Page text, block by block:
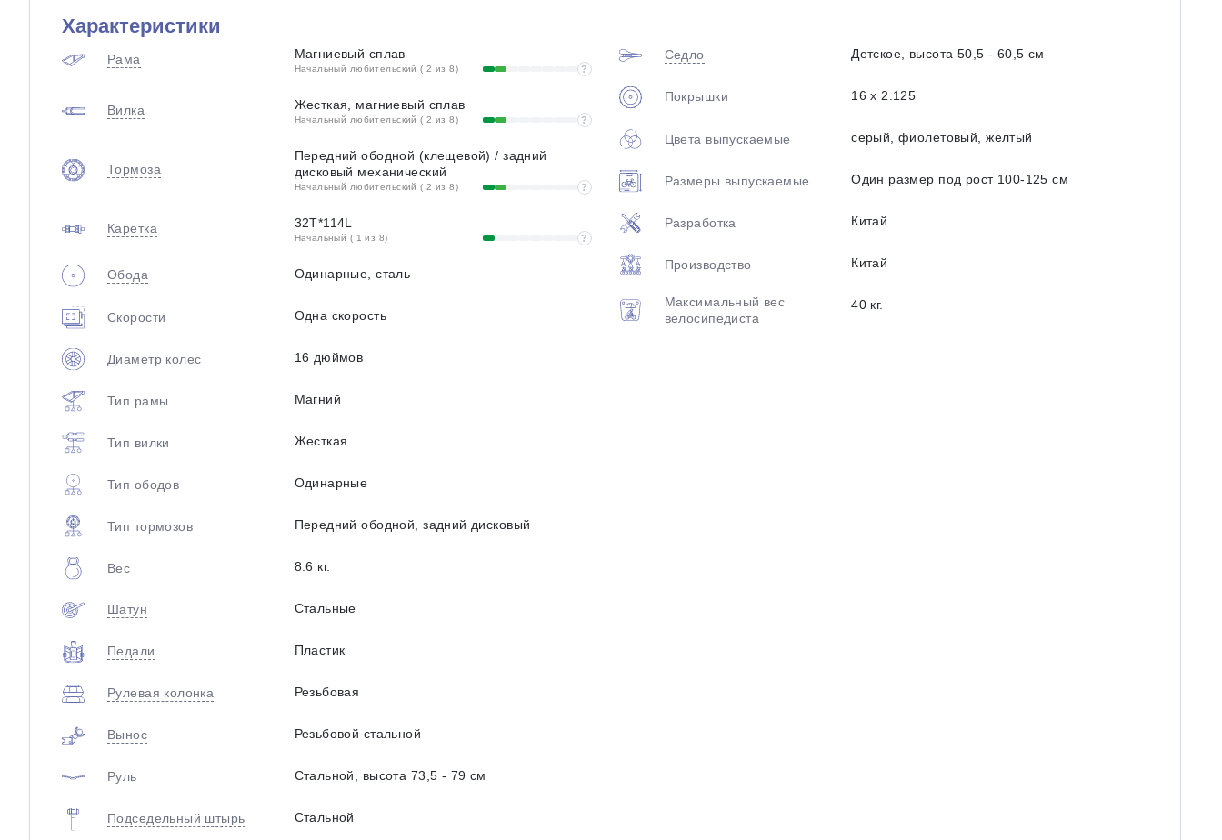
Характеристики
Рама Магниевый сплав
Начальный любительский ( 2 из 8) ?
Вилка Жесткая, магниевый сплав
Начальный любительский ( 2 из 8) ?
Тормоза
Передний ободной (клещевой) / задний
дисковый механический
Начальный любительский ( 2 из 8) ?
Каретка 32T*114L
Начальный ( 1 из 8) ?
Обода Одинарные, сталь
Скорости Одна скорость
Диаметр колес 16 дюймов
Тип рамы Магний
Тип вилки Жесткая
Тип ободов Одинарные
Тип тормозов Передний ободной, задний дисковый
Вес 8.6 кг.
Шатун Стальные
Педали Пластик
Рулевая колонка Резьбовая
Вынос Резьбовой стальной
Руль Стальной, высота 73,5 - 79 см
Подседельный штырь Стальной
Седло Детское, высота 50,5 - 60,5 см
Покрышки 16 х 2.125
Цвета выпускаемые серый, фиолетовый, желтый
Размеры выпускаемые Один размер под рост 100-125 см
Разработка Китай
Производство Китай
Максимальный вес
велосипедиста
40 кг.